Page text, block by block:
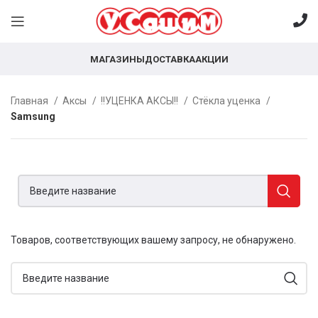
МАГАЗИНЫДОСТАВКААКЦИИ
Главная Аксы !!УЦЕНКА АКСЫ!!
Стёкла уценка
Samsung
Товаров, соответствующих вашему запросу, не обнаружено.